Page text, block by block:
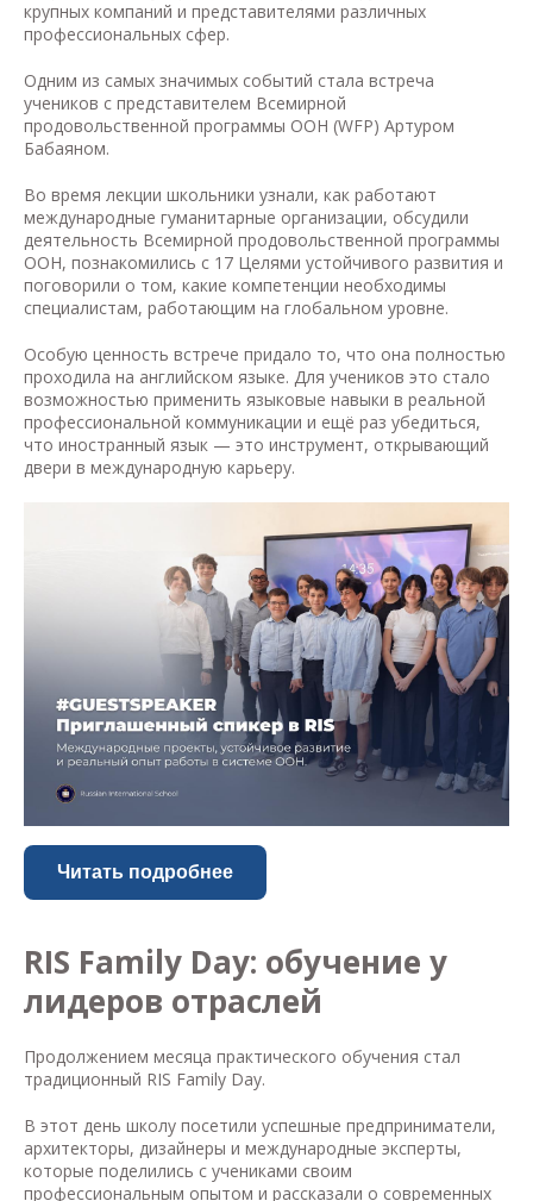
крупных компаний и представителями различных
профессиональных сфер.
Одним из самых значимых событий стала встреча
учеников с представителем Всемирной
продовольственной программы ООН (WFP) Артуром
Бабаяном.
Во время лекции школьники узнали, как работают
международные гуманитарные организации, обсудили
деятельность Всемирной продовольственной программы
ООН, познакомились с 17 Целями устойчивого развития и
поговорили о том, какие компетенции необходимы
специалистам, работающим на глобальном уровне.
Особую ценность встрече придало то, что она полностью
проходила на английском языке. Для учеников это стало
возможностью применить языковые навыки в реальной
профессиональной коммуникации и ещё раз убедиться,
что иностранный язык — это инструмент, открывающий
двери в международную карьеру.
Читать подробнее
RIS Family Day: обучение у
лидеров отраслей
Продолжением месяца практического обучения стал
традиционный RIS Family Day.
В этот день школу посетили успешные предприниматели,
архитекторы, дизайнеры и международные эксперты,
которые поделились с учениками своим
профессиональным опытом и рассказали о современных